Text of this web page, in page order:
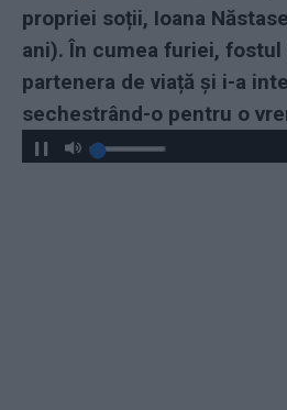
propriei soții, Ioana
ani). În cumea furiei,
partenera de viață și i-a
sechestrând-o pentru o